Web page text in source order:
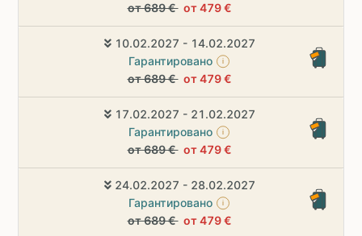
от 689 €от 479 €
10.02.2027 - 14.02.2027
Гарантировано
i
от 689 €от 479 €
17.02.2027 - 21.02.2027
Гарантировано
i
от 689 €от 479 €
24.02.2027 - 28.02.2027
Гарантировано
i
от 689 €от 479 €